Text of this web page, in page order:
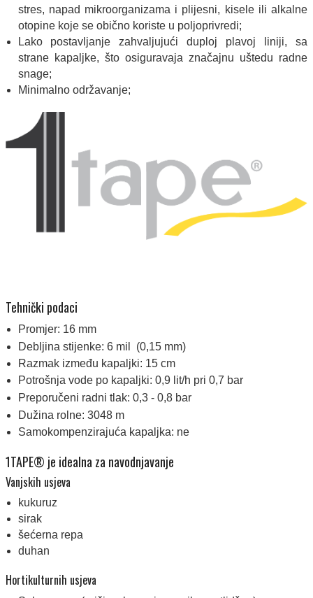
stres, napad mikroorganizama i plijesni, kisele ili alkalne
otopine koje se obično koriste u poljoprivredi;
Lako postavljanje zahvaljujući duploj plavoj liniji, sa
strane kapaljke, što osiguravaja značajnu uštedu radne
snage;
Minimalno održavanje;
Tehnički podaci
Promjer: 16 mm
Debljina stijenke: 6 mil (0,15 mm)
Razmak između kapaljki: 15 cm
Potrošnja vode po kapaljki: 0,9 lit/h pri 0,7 bar
Preporučeni radni tlak: 0,3 - 0,8 bar
Dužina rolne: 3048 m
Samokompenzirajuća kapaljka: ne
1TAPE® je idealna za navodnjavanje
Vanjskih usjeva
kukuruz
sirak
šećerna repa
duhan
Hortikulturnih usjeva